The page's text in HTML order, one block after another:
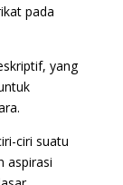
pada
yang
ciri suatu
aspirasi